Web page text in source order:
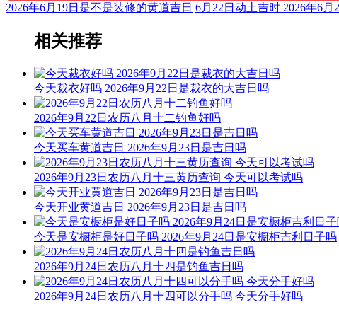
2026年6月19日是不是装修的黄道吉日 6月22日动土吉时 2026年6
相关推荐
今天裁衣好吗 2026年9月22日是裁衣的大吉日吗
2026年9月22日农历八月十二钓鱼好吗
今天买车黄道吉日 2026年9月23日是吉日吗
2026年9月23日农历八月十三黄历查询 今天可以考试吗
今天开业黄道吉日 2026年9月23日是吉日吗
今天是安橱柜是好日子吗 2026年9月24日是安橱柜吉利日子吗
2026年9月24日农历八月十四是钓鱼吉日吗
2026年9月24日农历八月十四可以分手吗 今天分手好吗